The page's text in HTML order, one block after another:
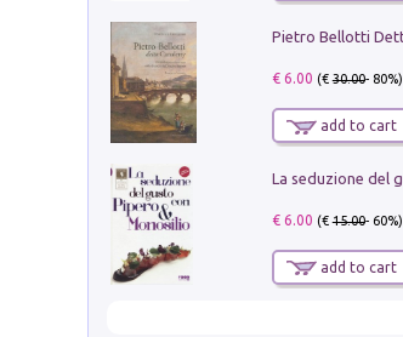
€ 6.00 (€30.00- 80%)
add to cart
€ 6.00 (€15.00- 60%)
add to cart